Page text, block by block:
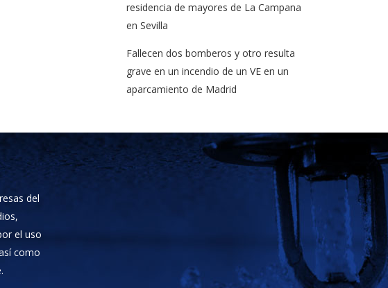
residencia de mayores de La Campana
en Sevilla
Fallecen dos bomberos y otro resulta
grave en un incendio de un VE en un
aparcamiento de Madrid
del
el uso
como